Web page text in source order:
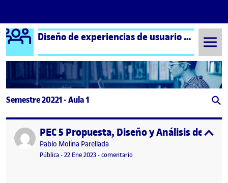
Saltar al contenido
Logo Ágora Diseño de experiencias de usuario e interfaces
Semestre 20221 - Aula 1
Publicado porPEC 5 Propuesta, Diseño y Análisis de
Publicado por
Pablo Molina Parellada
Visibilidad:
Pública-Fecha de publicación
22 Ene 2023-comentario